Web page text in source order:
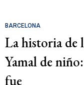
BARCELONA
La historia de
Yamal de
fue